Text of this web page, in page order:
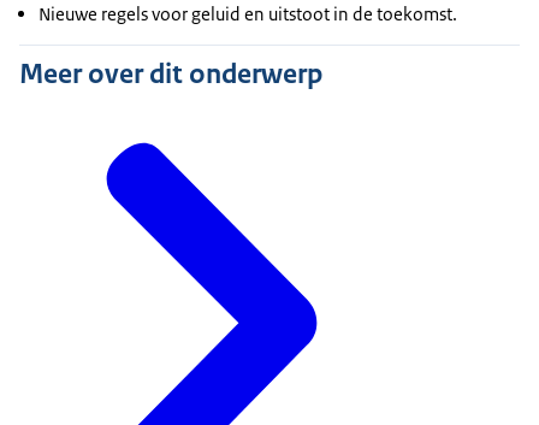
Nieuwe regels voor geluid en uitstoot in de toekomst.
Meer over dit onderwerp